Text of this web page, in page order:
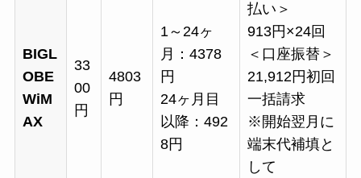
BIGL
OBE
WiM
AX
33
00
円
4803
円
1～24ヶ
月：4378
円
24ヶ月目
以降：492
8円
払い＞
913円×24回
＜口座振替＞
21,912円初回
一括請求
※開始翌月に
端末代補填と
して